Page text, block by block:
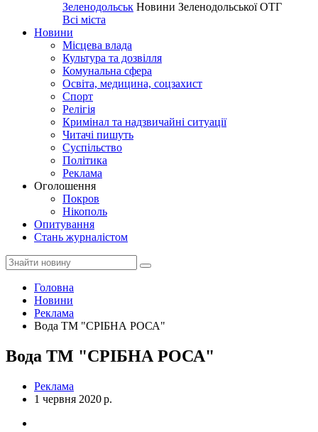
Зеленодольськ Новини Зеленодольської ОТГ
Всі міста
Новини
Місцева влада
Культура та дозвілля
Комунальна сфера
Освіта, медицина, соцзахист
Спорт
Релігія
Кримінал та надзвичайні ситуації
Читачі пишуть
Суспільство
Політика
Реклама
Оголошення
Покров
Нікополь
Опитування
Стань журналістом
Головна
Новини
Реклама
Вода ТМ "СРІБНА РОСА"
Вода ТМ "СРІБНА РОСА"
Реклама
1 червня 2020 р.